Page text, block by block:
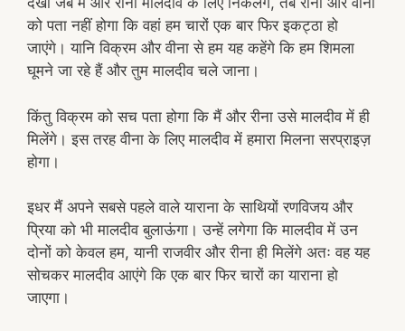
को पता नहीं होगा कि वहां हम चारों एक बार फिर इकट्ठा हो
जाएंगे। यानि विक्रम और वीना से हम यह कहेंगे कि हम शिमला
घूमने जा रहे हैं और तुम मालदीव चले जाना।
किंतु विक्रम को सच पता होगा कि मैं और रीना उसे मालदीव में ही
मिलेंगे। इस तरह वीना के लिए मालदीव में हमारा मिलना सरप्राइज़
होगा।
इधर मैं अपने सबसे पहले वाले याराना के साथियों रणविजय और
प्रिया को भी मालदीव बुलाऊंगा। उन्हें लगेगा कि मालदीव में उन
दोनों को केवल हम, यानी राजवीर और रीना ही मिलेंगे अतः वह यह
सोचकर मालदीव आएंगे कि एक बार फिर चारों का याराना हो
जाएगा।